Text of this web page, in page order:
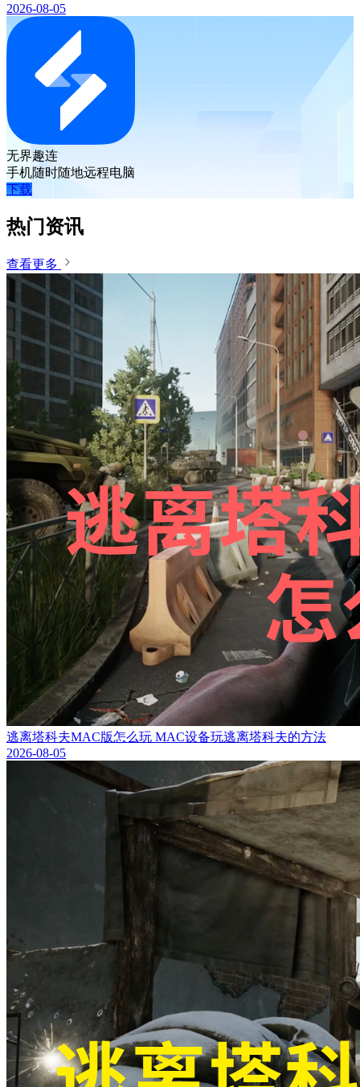
2026-08-05
无界趣连
手机随时随地远程电脑
下载
热门资讯
查看更多
逃离塔科夫MAC版怎么玩 MAC设备玩逃离塔科夫的方法
2026-08-05